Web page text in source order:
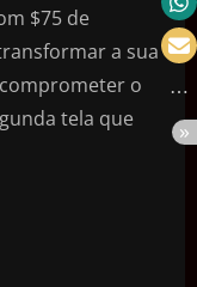
$75 de
a sua
o
tela que